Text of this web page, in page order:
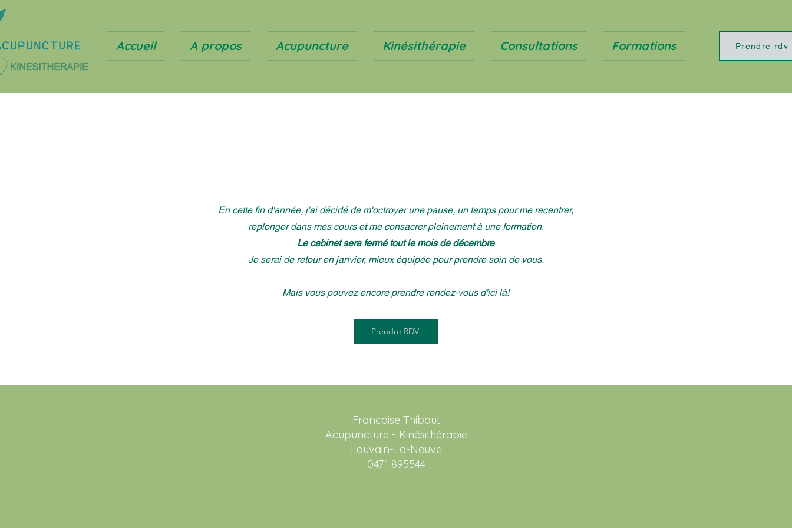
Accueil A propos Acupuncture Kinésithérapie Consultations Formations Prendre rdv
En cette fin d'année, j'ai décidé de m'octroyer une pause, un temps pour me recentrer,
replonger dans mes cours et me consacrer pleinement à une formation.
Le cabinet sera fermé tout le mois de décembre
Jeserai de retour en janvier, mieux équipée pour prendre soin de vous.
Mais vous pouvez encore prendre rendez-vous d'ici là!
Prendre RDV
Françoise Thibaut
Acupuncture - Kinésithérapie
Louvain-La-Neuve
0471 895544